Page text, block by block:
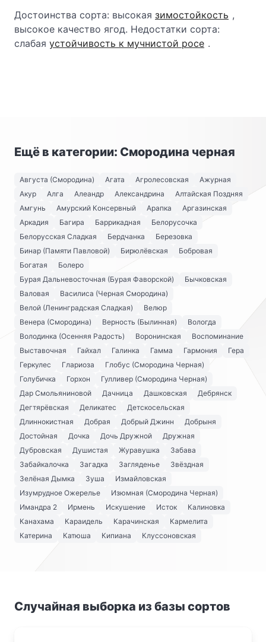
Достоинства сорта: высокая зимостойкость ,
высокое качество ягод. Недостатки сорта:
слабая устойчивость к мучнистой росе .
Ещё в категории: Смородина черная
Августа (Смородина) Агата Агролесовская
Ажурная
Акур
Алга Алеандр Александрина
Алтайская Поздняя
Амгунь
Амурский Консервный Арапка
Аргазинская
Аркадия
Багира Баррикадная
Белорусочка
Белорусская Сладкая
Бердчанка
Березовка
Бинар (Памяти Павловой)
Бирюлёвская
Бобровая
Богатая
Болеро
Бурая Дальневосточная (Бурая Фаворской)
Бычковская
Валовая
Василиса (Черная Смородина)
Велой (Ленинградская Сладкая)
Велюр
Венера (Смородина)
Верность (Былинная)
Вологда
Володинка (Осенняя Радость)
Воронинская
Воспоминание
Выставочная
Гайхал Галинка Гамма Гармония
Гера
Геркулес
Глариоза
Глобус (Смородина Черная)
Голубичка
Горхон
Гулливер (Смородина Черная)
Дар Смольяниновой
Дачница Дашковская
Дебрянск
Дегтярёвская
Деликатес
Детскосельская
Длиннокистная
Добрая Добрый Джинн
Добрыня
Достойная
Дочка Дочь Дружной
Дружная
Дубровская
Душистая Журавушка
Забава
Забайкалочка
Загадка Загляденье
Звёздная
Зелёная Дымка
Зуша
Измайловская
Изумрудное Ожерелье
Изюмная (Смородина Черная)
Имандра 2
Ирмень Искушение Исток
Калиновка
Канахама
Караидель Карачинская
Кармелита
Катерина
Катюша Кипиана Клуссоновская
Случайная выборка из базы сортов